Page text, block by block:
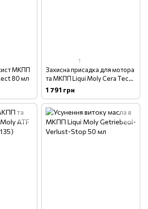
МКПП
80 мл
1
Захисна присадка для мотора
та МКПП Liqui Moly Cera Tec
300 мл
1 791 грн